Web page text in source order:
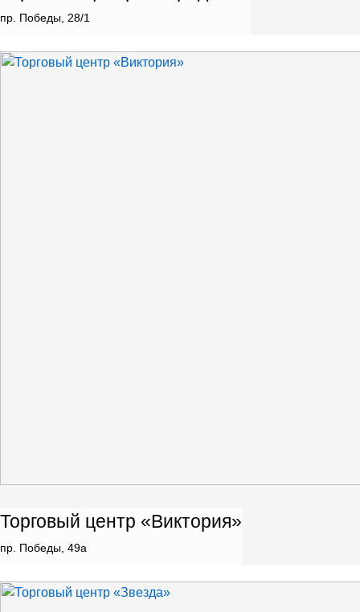
пр. Победы, 28/1
Торговый центр «Виктория»
пр. Победы, 49a